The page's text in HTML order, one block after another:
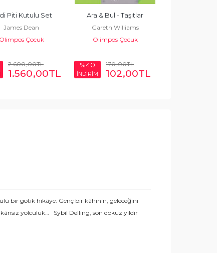
Piti Kutulu Set
James Dean
Olimpos Çocuk
2.600,00TL
1.560,00TL
Ara & Bul - Taşıtlar
Gareth Williams
Olimpos Çocuk
%40
İNDİRİM
170,00TL
102,00TL
bir gotik hikâye: Genç bir kâhinin, geleceğini
yolculuk… Sybil Delling, son dokuz yıldır